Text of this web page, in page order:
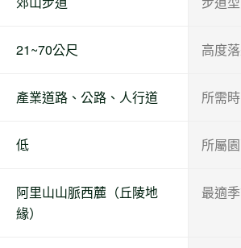
21~70公尺 高度
產業道路、公路、人行道 所需
低 所屬
阿里山山脈西麓（丘陵地
緣）
最適